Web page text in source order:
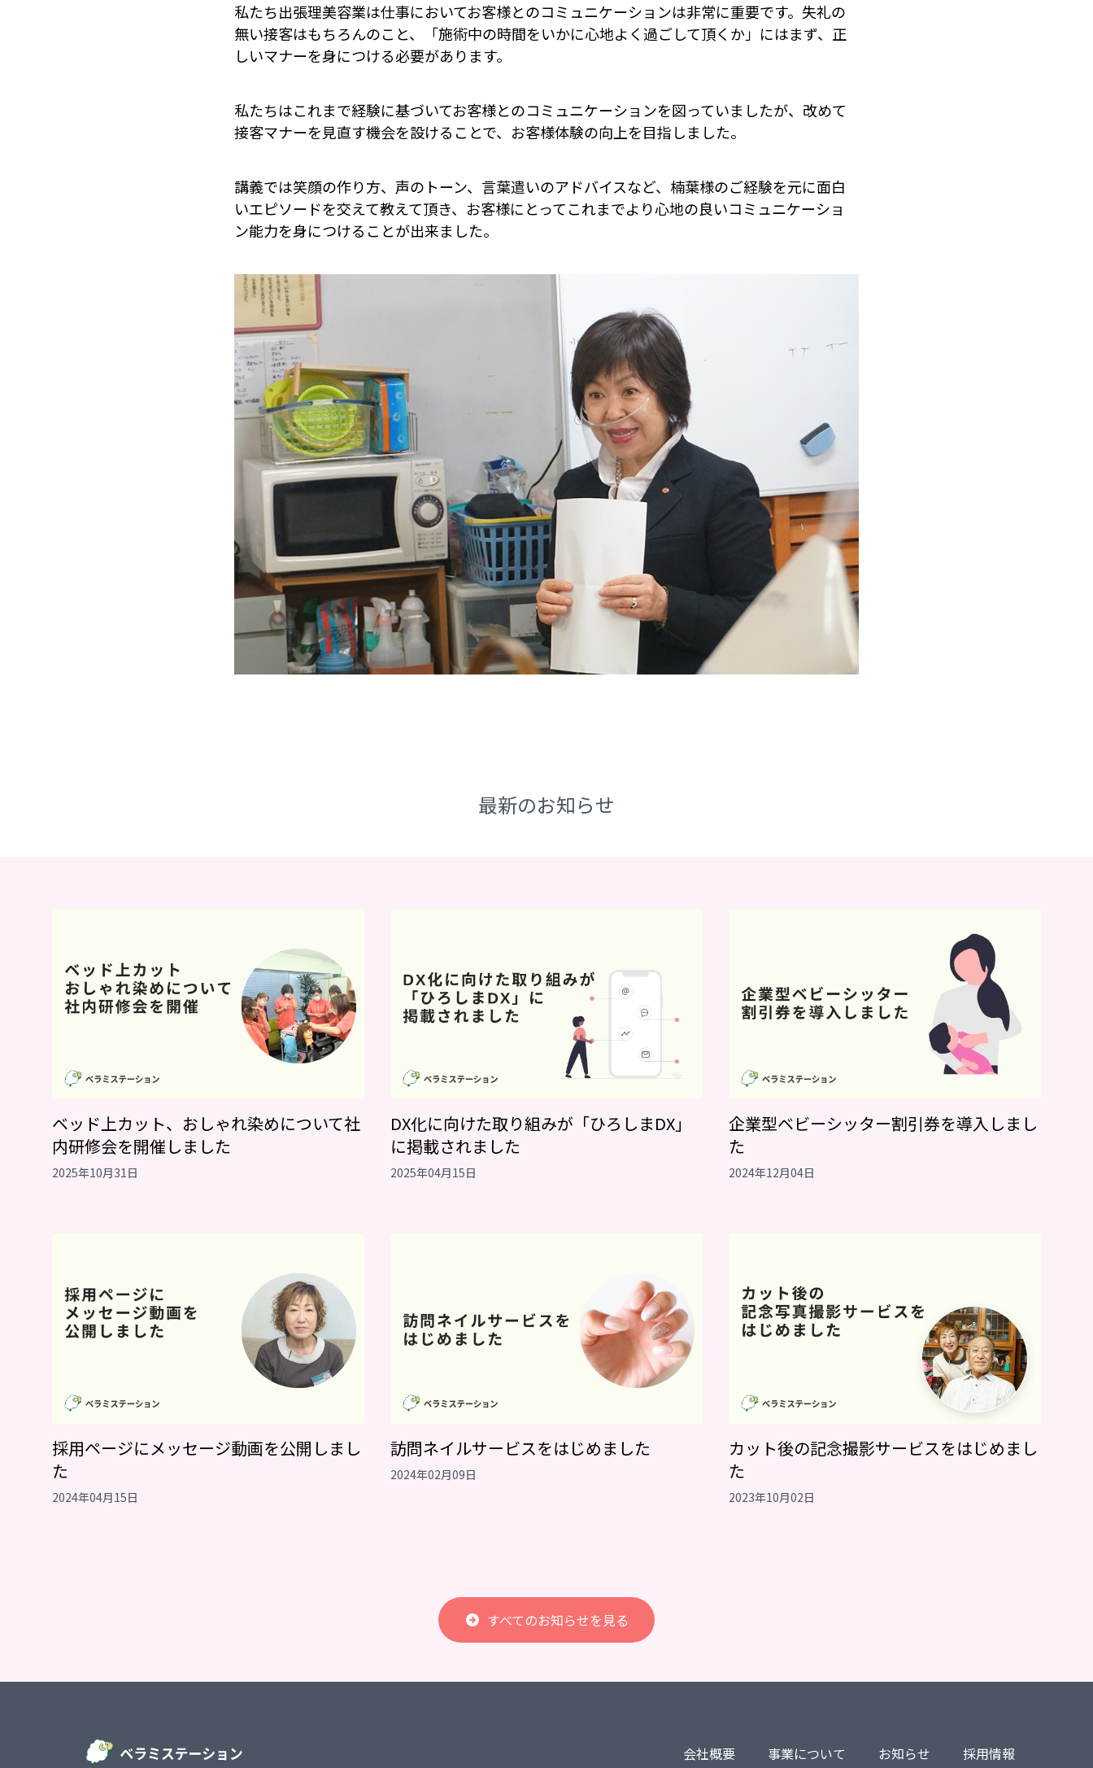
私たち出張理美容業は仕事においてお客様とのコミュニケーションは非常に重要です。失礼の
無い接客はもちろんのこと、「施術中の時間をいかに心地よく過ごして頂くか」にはまず、正
しいマナーを身につける必要があります。
私たちはこれまで経験に基づいてお客様とのコミュニケーションを図っていましたが、改めて
接客マナーを見直す機会を設けることで、お客様体験の向上を目指しました。
講義では笑顔の作り方、声のトーン、言葉遣いのアドバイスなど、楠葉様のご経験を元に面白
いエピソードを交えて教えて頂き、お客様にとってこれまでより心地の良いコミュニケーショ
ン能力を身につけることが出来ました。
最新のお知らせ
ベッド上カット、おしゃれ染めについて社
内研修会を開催しました
2025年10月31日
DX化に向けた取り組みが「ひろしまDX」
に掲載されました
2025年04月15日
企業型ベビーシッター割引券を導入しまし
た
2024年12月04日
採用ページにメッセージ動画を公開しまし
た
2024年04月15日
訪問ネイルサービスをはじめました
2024年02月09日
カット後の記念撮影サービスをはじめまし
た
2023年10月02日
すべてのお知らせを見る
会社概要 事業について お知らせ 採用情報